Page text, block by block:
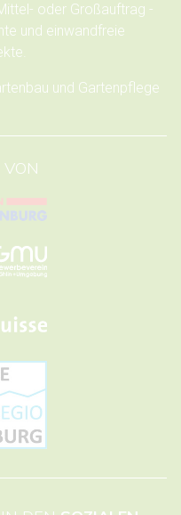
oder Großauftrag -
und einwandfreie
und Gartenpflege
VON